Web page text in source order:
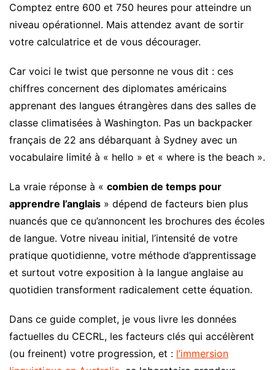
Comptez entre 600 et 750 heures pour atteindre un
niveau opérationnel. Mais attendez avant de sortir
votre calculatrice et de vous décourager.
Car voici le twist que personne ne vous dit : ces
chiffres concernent des diplomates américains
apprenant des langues étrangères dans des salles de
classe climatisées à Washington. Pas un backpacker
français de 22 ans débarquant à Sydney avec un
vocabulaire limité à « hello » et « where is the beach ».
La vraie réponse à « combien de temps pour
apprendre l’anglais » dépend de facteurs bien plus
nuancés que ce qu’annoncent les brochures des écoles
de langue. Votre niveau initial, l’intensité de votre
pratique quotidienne, votre méthode d’apprentissage
et surtout votre exposition à la langue anglaise au
quotidien transforment radicalement cette équation.
Dans ce guide complet, je vous livre les données
factuelles du CECRL, les facteurs clés qui accélèrent
(ou freinent) votre progression, et : l’immersion